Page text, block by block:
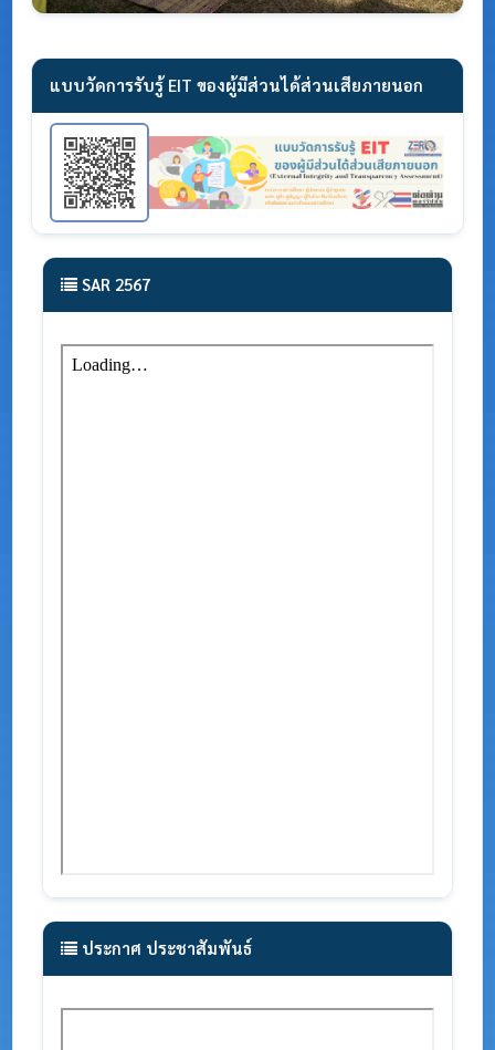
แบบวัดการรับรู้ EIT ของผู้มีส่วนได้ส่วนเสียภายนอก
SAR 2567
ประกาศ ประชาสัมพันธ์